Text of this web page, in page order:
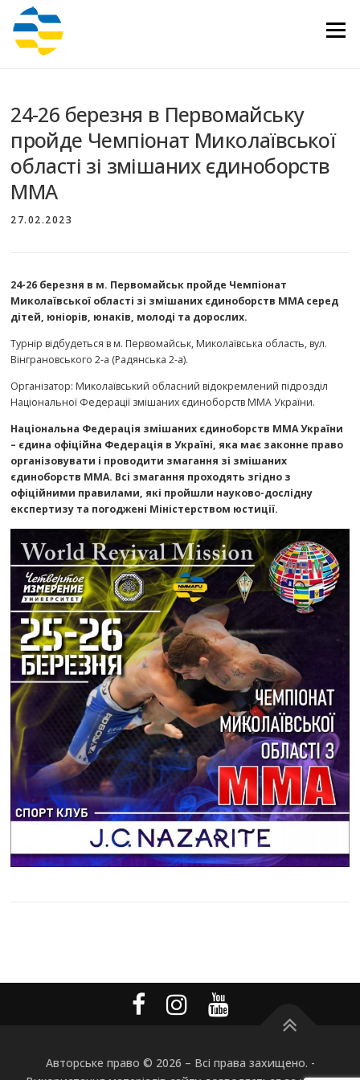
Перейти
вмісту
Меню
24-26 березня в Первомайську
пройде Чемпіонат Миколаївської
області зі змішаних єдиноборств
ММА
27.02.2023
24-26 березня в м. Первомайськ пройде Чемпіонат
Миколаївської області зі змішаних єдиноборств ММА серед
дітей, юніорів, юнаків, молоді та дорослих.
Турнір відбудеться в м. Первомайськ, Миколаївська область, вул.
Вінграновського 2-а (Радянська 2-а).
Організатор: Миколаївський обласний відокремлений підрозділ
Національної Федерації змішаних єдиноборств ММА України.
Національна Федерація змішаних єдиноборств ММА України
– єдина офіційна Федерація в Україні, яка має законне право
організовувати і проводити змагання зі змішаних
єдиноборств ММА. Всі змагання проходять згідно з
офіційними правилами, які пройшли науково-дослідну
експертизу та погоджені Міністерством юстиції.
Авторське право © 2026 – Всі права захищено. -